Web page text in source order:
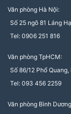
Văn phòng Hà Nội:
Số 25 ngõ 81 Láng
Tel: 0906 251 816
Văn phòng TpHCM:
Số 86/12 Phổ
Tel: 093 456 2259
Văn phòng Bình